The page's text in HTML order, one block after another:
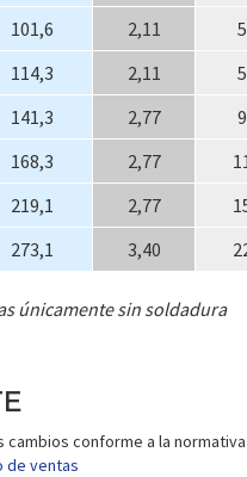
101,6 2,11
114,3 2,11
141,3 2,77
168,3 2,77
219,1 2,77
273,1 3,40
únicamente sin soldadura
cambios conforme a la
de ventas